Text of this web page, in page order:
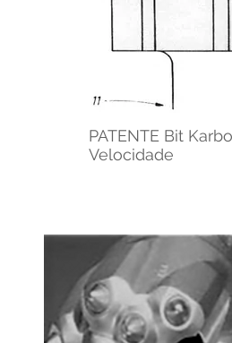
PATENTE Bit
Velocidade